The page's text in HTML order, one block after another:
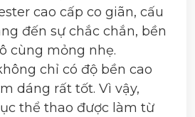
cao cấp co giãn, cấu
đến sự chắc chắn, bền
cùng mỏng nhẹ.
chỉ có độ bền cao
dáng rất tốt. Vì vậy,
thể thao được làm từ